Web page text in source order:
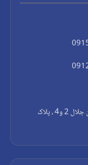
عنوان : مشهد، شارع جلال آل احمد، بين جلال 2 و4 ، پلاک